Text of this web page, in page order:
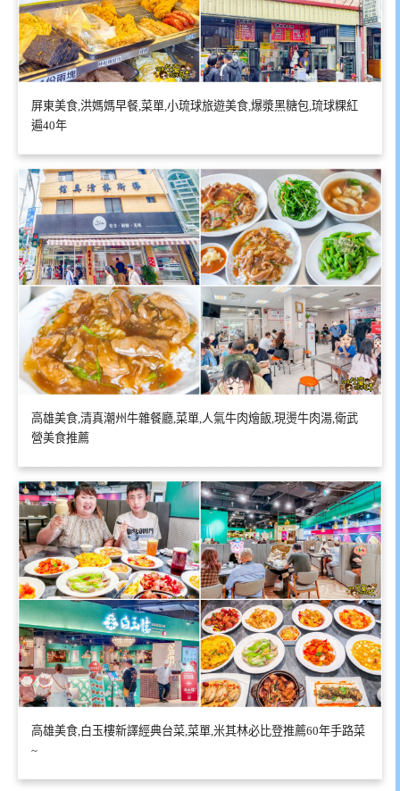
屏東美食,洪媽媽早餐,菜單,小琉球旅遊美食,爆漿黑糖包,琉球粿紅
遍40年
高雄美食,清真潮州牛雜餐廳,菜單,人氣牛肉燴飯,現燙牛肉湯,衛武
營美食推薦
高雄美食,白玉樓新譯經典台菜,菜單,米其林必比登推薦60年手路菜
~